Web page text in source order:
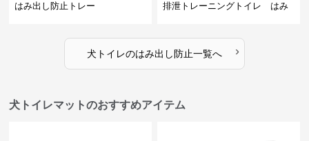
はみ出し防止トレー
排泄トレーニングトイレ はみ
犬トイレのはみ出し防止一覧へ ›
犬トイレマットのおすすめアイテム